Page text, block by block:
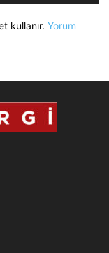
kullanır. Yorum